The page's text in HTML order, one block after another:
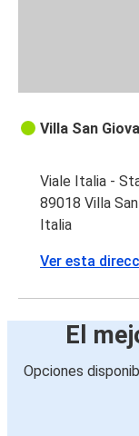
Villa San
Viale Italia -
89018 Villa
Italia
Ver esta
El
Opciones